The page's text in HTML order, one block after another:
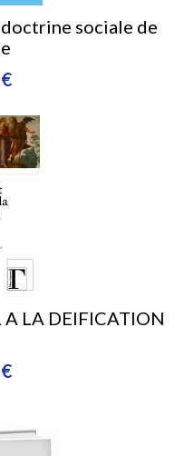
doctrine sociale de
LA DEIFICATION